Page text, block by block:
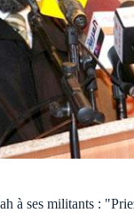
à ses militants :